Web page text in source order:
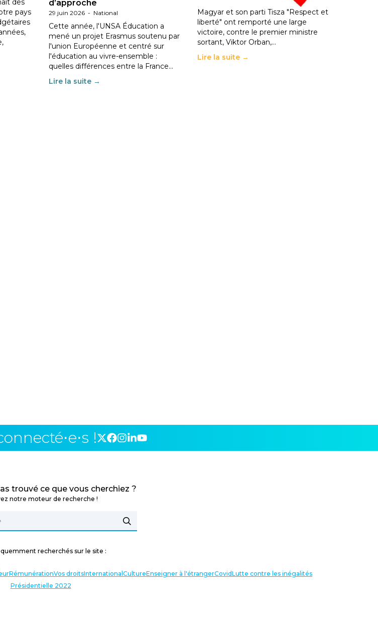
des
pays
d’approche
29 juin 2026 - National
Cette année, l'UNSA Éducation a
mené un projet Erasmus soutenu par
l'union Européenne et centré sur
l'éducation au vivre-ensemble :
quelles différences entre la France…
Lire la suite →
En Hongrie, le conservateur Peter
Magyar et son parti Tisza "Respect et
liberté" ont remporté une large
victoire, contre le premier ministre
sortant, Viktor Orban,…
Lire la suite →
!
trouvé ce que vous cherchiez ?
notre moteur de recherche !
recherchés sur le site :
RémunérationVos droitsInternational CultureEnseigner à l'étrangerCovidLutte contre les inégalités
Présidentielle 2022